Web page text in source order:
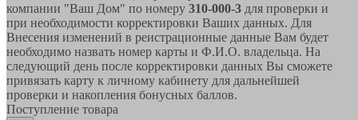
компании "Ваш Дом" по номеру 310-000-3 для проверки и
при необходимости корректировки Ваших данных. Для
Внесения изменений в реистрационные данные Вам будет
необходимо назвать номер карты и Ф.И.О. владельца. На
следующий день после корректировки данных Вы сможете
привязать карту к личному кабинету для дальнейшей
проверки и накопления бонусных баллов.
Поступление товара